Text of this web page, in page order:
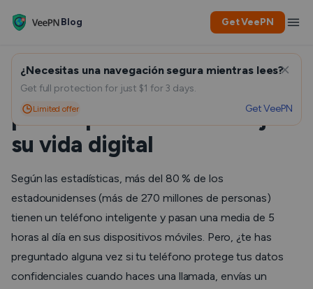
Blog Get VeePN
Los 7 mejores teléfonos
para la privacidad: Proteja
su vida digital
Según las estadísticas, más del 80 % de los
estadounidenses (más de 270 millones de personas)
tienen un teléfono inteligente y pasan una media de 5
horas al día en sus dispositivos móviles. Pero, ¿te has
preguntado alguna vez si tu teléfono protege tus datos
confidenciales cuando haces una llamada, envías un
¿Necesitas una navegación segura mientras lees?
Get full protection for just $1 for 3 days.
Limited offer Get VeePN